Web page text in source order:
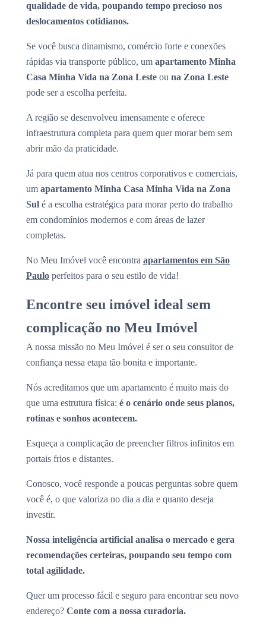
qualidade de vida, poupando tempo precioso nos
deslocamentos cotidianos.
Se você busca dinamismo, comércio forte e conexões
rápidas via transporte público, um apartamento Minha
Casa Minha Vida na Zona Leste ou na Zona Leste
pode ser a escolha perfeita.
A região se desenvolveu imensamente e oferece
infraestrutura completa para quem quer morar bem sem
abrir mão da praticidade.
Já para quem atua nos centros corporativos e comerciais,
um apartamento Minha Casa Minha Vida na Zona
Sul é a escolha estratégica para morar perto do trabalho
em condomínios modernos e com áreas de lazer
completas.
No Meu Imóvel você encontra apartamentos em São
Paulo perfeitos para o seu estilo de vida!
Encontre seu imóvel ideal sem
complicação no Meu Imóvel
A nossa missão no Meu Imóvel é ser o seu consultor de
confiança nessa etapa tão bonita e importante.
Nós acreditamos que um apartamento é muito mais do
que uma estrutura física: é o cenário onde seus planos,
rotinas e sonhos acontecem.
Esqueça a complicação de preencher filtros infinitos em
portais frios e distantes.
Conosco, você responde a poucas perguntas sobre quem
você é, o que valoriza no dia a dia e quanto deseja
investir.
Nossa inteligência artificial analisa o mercado e gera
recomendações certeiras, poupando seu tempo com
total agilidade.
Quer um processo fácil e seguro para encontrar seu novo
endereço? Conte com a nossa curadoria.